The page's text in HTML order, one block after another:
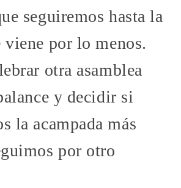
seguiremos hasta la
viene por lo menos.
otra asamblea
y decidir si
la acampada más
por otro